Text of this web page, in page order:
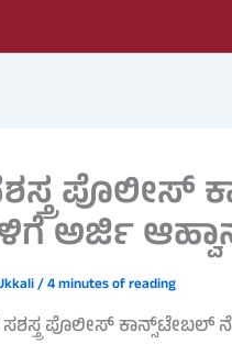
ಪೊಲೀಸ್
ಅರ್ಜಿ
/4 minutes of reading